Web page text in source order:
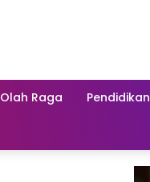
Olah Raga Pendidikan